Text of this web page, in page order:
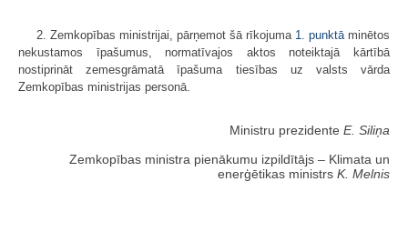
2. Zemkopības ministrijai, pārņemot šā rīkojuma 1. punktā minētos
nekustamos īpašumus, normatīvajos aktos noteiktajā kārtībā
nostiprināt zemesgrāmatā īpašuma tiesības uz valsts vārda
Zemkopības ministrijas personā.
Ministru prezidente E. Siliņa
Zemkopības ministra pienākumu izpildītājs ‒ Klimata un
enerģētikas ministrs K. Melnis